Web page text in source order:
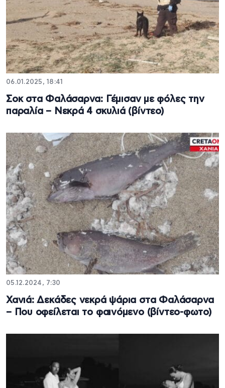
06.01.2025, 18:41
Σοκ στα Φαλάσαρνα: Γέμισαν με φόλες την
παραλία – Νεκρά 4 σκυλιά (βίντεο)
05.12.2024, 7:30
Χανιά: Δεκάδες νεκρά ψάρια στα Φαλάσαρνα
– Που οφείλεται το φαινόμενο (βίντεο-φωτο)